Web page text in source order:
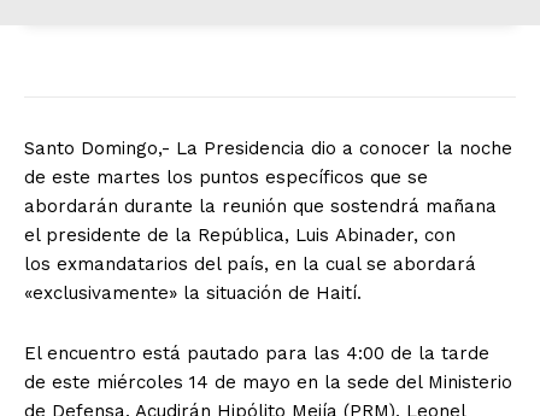
Santo Domingo,- La Presidencia dio a conocer la noche
de este martes los puntos específicos que se
abordarán durante la reunión que sostendrá mañana
el presidente de la República, Luis Abinader, con
los exmandatarios del país, en la cual se abordará
«exclusivamente» la situación de Haití.
El encuentro está pautado para las 4:00 de la tarde
de este miércoles 14 de mayo en la sede del Ministerio
de Defensa. Acudirán Hipólito Mejía (PRM), Leonel